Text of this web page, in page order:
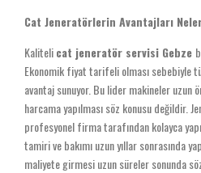
Cat Jeneratörlerin Avantajları
Kalitelicat jeneratör servisi Gebze
Ekonomik fiyat tarifeli olması sebebiyle
avantaj sunuyor. Bu lider makineler uzun
harcama yapılması söz konusu değildir.
profesyonel firma tarafından kolayca
tamiri ve bakımı uzun yıllar sonrasında
maliyete girmesi uzun süreler sonunda